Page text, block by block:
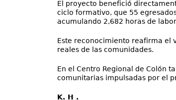
El proyecto benefició
ciclo formativo, que 55
acumulando 2,682 horas de
Este reconocimiento reafirma el
reales de las comunidades.
En el Centro Regional de Colón
comunitarias impulsadas por el
K. H .